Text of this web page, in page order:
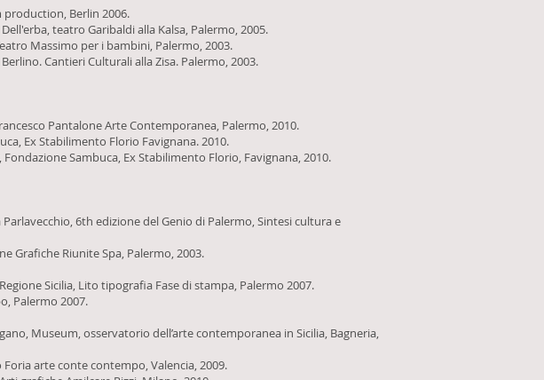
Berlin 2006.
teatro Garibaldi alla Kalsa, Palermo, 2005.
Massimo per i bambini, Palermo, 2003.
Cantieri Culturali alla Zisa. Palermo, 2003.
Pantalone Arte Contemporanea, Palermo, 2010.
Ex Stabilimento Florio Favignana. 2010.
Sambuca, Ex Stabilimento Florio, Favignana, 2010.
6th edizione del Genio di Palermo, Sintesi cultura e
Grafiche Riunite Spa, Palermo, 2003.
Sicilia, Lito tipografia Fase di stampa, Palermo 2007.
Palermo 2007.
Museum, osservatorio dell’arte contemporanea in Sicilia, Bagneria,
arte conte contempo, Valencia, 2009.